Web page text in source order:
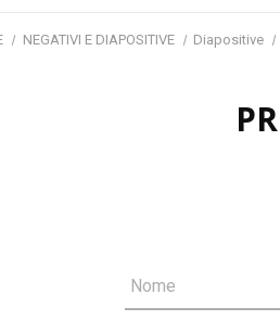
NEGATIVI E DIAPOSITIVE Diapositive
Nome